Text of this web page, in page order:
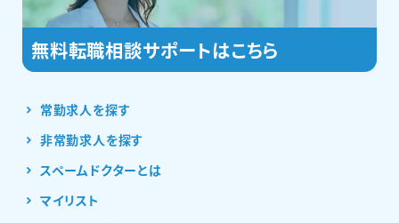
常勤求人を探す
非常勤求人を探す
スペームドクターとは
マイリスト